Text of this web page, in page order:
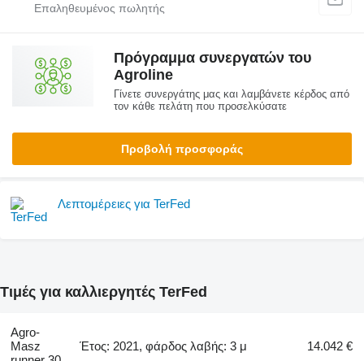
Πρόγραμμα συνεργατών του
Agroline
Γίνετε συνεργάτης μας και λαμβάνετε κέρδος από
τον κάθε πελάτη που προσελκύσατε
Προβολή προσφοράς
Λεπτομέρειες για TerFed
Τιμές για καλλιεργητές TerFed
Agro-
Masz
Έτος: 2021, φάρδος λαβής: 3 μ 14.042 €